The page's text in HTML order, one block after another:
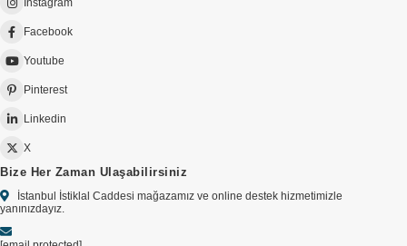
Instagram
Facebook
Youtube
Pinterest
Linkedin
X
Bize Her Zaman Ulaşabilirsiniz
İstanbul İstiklal Caddesi mağazamız ve online destek hizmetimizle
yanınızdayız.